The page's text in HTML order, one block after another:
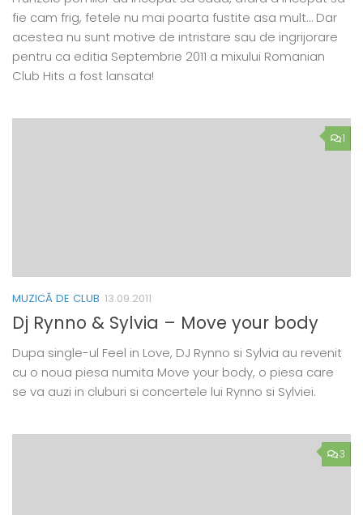
fie cam frig, fetele nu mai poarta fustite asa mult… Dar
acestea nu sunt motive de intristare sau de ingrijorare
pentru ca editia Septembrie 2011 a mixului Romanian
Club Hits a fost lansata!
1
MUZICĂ DE CLUB 13.09.2011
Dj Rynno & Sylvia – Move your body
Dupa single-ul Feel in Love, DJ Rynno si Sylvia au revenit
cu o noua piesa numita Move your body, o piesa care
se va auzi in cluburi si concertele lui Rynno si Sylviei.
3